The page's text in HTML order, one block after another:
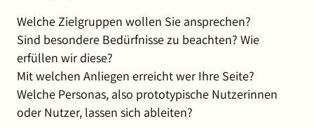
Welche Zielgruppen wollen Sie ansprechen?
Sind besondere Bedürfnisse zu beachten? Wie
erfüllen wir diese?
Mit welchen Anliegen erreicht wer Ihre Seite?
Welche Personas, also prototypische Nutzerinnen
oder Nutzer, lassen sich ableiten?